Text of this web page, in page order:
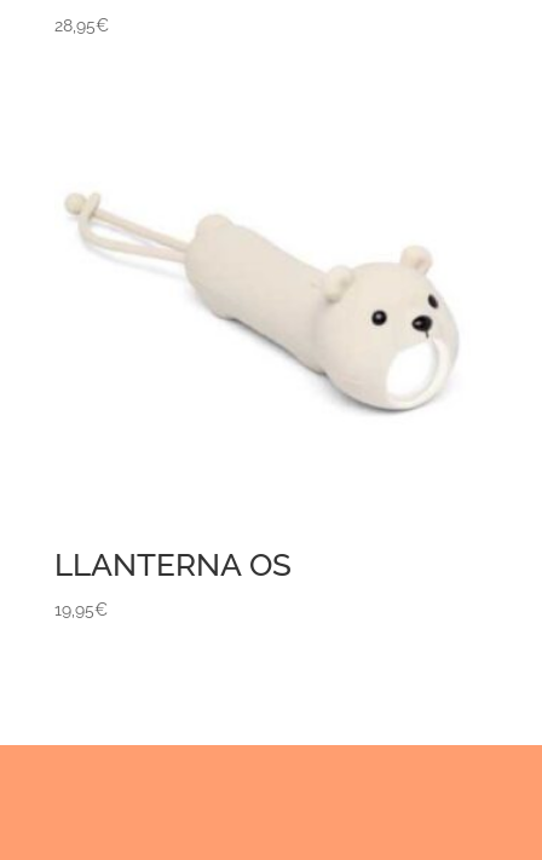
28,95€
LLANTERNA OS
19,95€